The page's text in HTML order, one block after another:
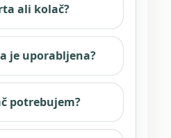
ali kolač?
je uporabljena?
potrebujem?